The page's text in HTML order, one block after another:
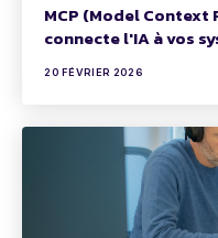
MCP (Model
connecte l'IA à vos
20 FÉVRIER 2026